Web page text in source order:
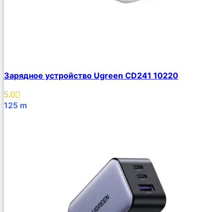
Зарядное устройство Ugreen CD241 10220
5.0
125 m